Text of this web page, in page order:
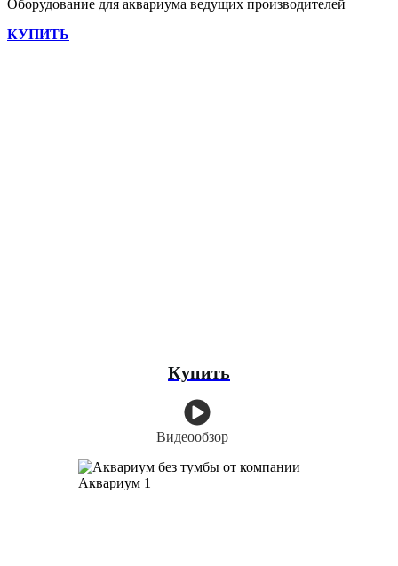
Оборудование для аквариума ведущих производителей
КУПИТЬ
Купить
Видеообзор